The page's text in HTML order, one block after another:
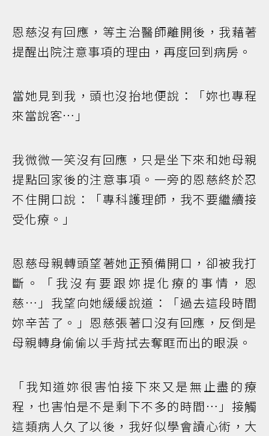
恩慈沒有回應，等主治醫師離開後，我藉著
提醒出院注意事項的理由，再度回到病房。
當她見到我，頭也沒抬地便說：「妳也專程
來當說客…」
我微微一笑沒有回應，只是坐下來和她母親
提點回家後的注意事項。一旁的恩慈終於忍
不住開口說：「專科護理師，我不要繼續接
受化療。」
恩慈母親轉頭望著她正預備開口，卻被我打
斷。「我沒有要跟妳提化療的事情，恩
慈…」我望向她緩緩說道：「過去這段時間
妳辛苦了。」恩慈張著口沒有回應，反倒是
母親轉身偷偷以手背拭去奪眶而出的眼淚。
「我知道妳很害怕接下來又是無止盡的療
程，也害怕是不是剩下不多的時間…」接觸
這類病人久了以後，我好似學會讀心術，大